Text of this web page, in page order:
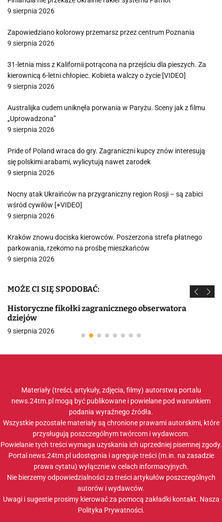
9 sierpnia 2026
Zapowiedziano kolorowy przemarsz przez centrum Poznania
9 sierpnia 2026
31-letnia miss z Kalifornii potrącona na przejściu dla pieszych. Za
kierownicą 6-letni chłopiec. Kobieta walczy o życie [VIDEO]
9 sierpnia 2026
Australijka cudem uniknęła porwania w Paryżu. Sceny jak z filmu
„Uprowadzona”
9 sierpnia 2026
Pride of Poland wraca do gry. Zagraniczni kupcy znów interesują
się polskimi arabami, wylicytują nawet zarodek
9 sierpnia 2026
Nocny atak Ukraińców na przygraniczny region Rosji – są zabici
wśród cywilów [+VIDEO]
9 sierpnia 2026
Kraków znowu dociska kierowców. Poszerzona strefa płatnego
parkowania, rzekomo na prośbę mieszkańców
9 sierpnia 2026
MOŻE CI SIĘ SPODOBAĆ:
Historyczne fikołki zagranicznego obserwatora
dziejów
9 sierpnia 2026
Materiały (treści, artykuły, zdjęcia, filmy) autorstwa portalu
news.24tm.pl mogą być publikowane i powielane pod warunkiem
podania wyraźnego źródła.
Wszystkie pozostałe materiały są chronione prawami autorskimi, które
przysługują poszczególnym twórcom i wydawcom.
Powielanie tych treści wymaga uzyskania ich uprzedniej pisemnej zgody.
Portal news.24tm.pl udostępnia i agreguje treści (m.in. na zasadzie
prawa cytatu) wyłącznie w celach informacyjnych.
Nie bierzemy odpowiedzialności za treści artykułów poszczególnych
autorów i wydawców.
Uwagi i sugestie prosimy kierować za pomocą zakładki kontakt. Nasza
Polityka Prywatności.